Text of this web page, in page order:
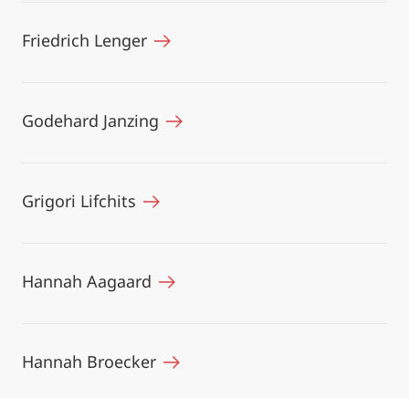
Friedrich Lenger
Godehard Janzing
Grigori Lifchits
Hannah Aagaard
Hannah Broecker